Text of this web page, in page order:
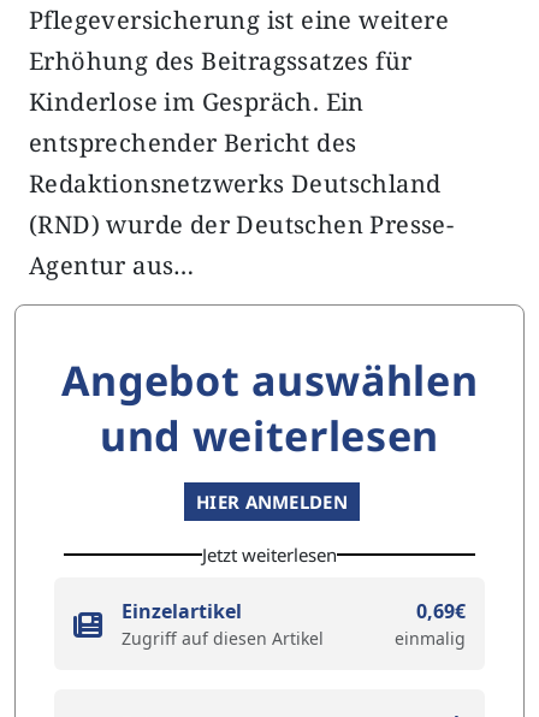
Pflegeversicherung ist eine weitere
Erhöhung des Beitragssatzes für
Kinderlose im Gespräch. Ein
entsprechender Bericht des
Redaktionsnetzwerks Deutschland
(RND) wurde der Deutschen Presse-
Agentur aus…
Angebot auswählen
und weiterlesen
HIER ANMELDEN
Jetzt weiterlesen
Einzelartikel
Zugriff auf diesen Artikel
0,69€
einmalig